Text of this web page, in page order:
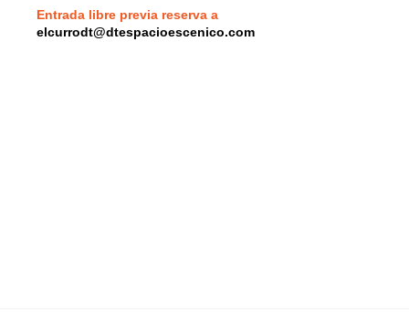
Entrada libre previa reserva a
elcurrodt@dtespacioescenico.com